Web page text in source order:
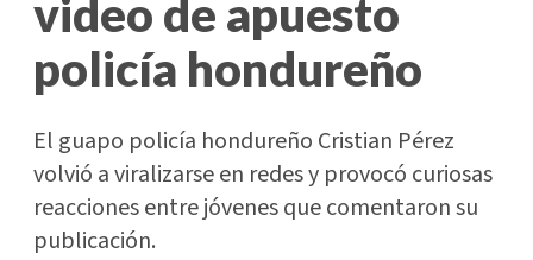
video de apuesto
policía hondureño
El guapo policía hondureño Cristian Pérez
volvió a viralizarse en redes y provocó curiosas
reacciones entre jóvenes que comentaron su
publicación.